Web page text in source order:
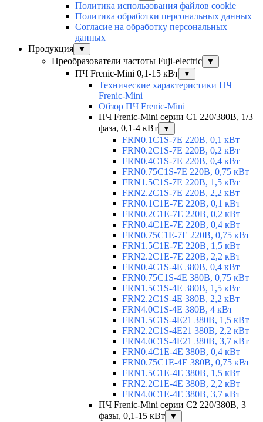
Политика использования файлов cookie
Политика обработки персональных данных
Согласие на обработку персональных
данных
Продукция
▼
Преобразователи частоты Fuji-electric ▼
ПЧ Frenic-Mini 0,1-15 кВт ▼
Технические характеристики ПЧ
Frenic-Mini
Обзор ПЧ Frenic-Mini
ПЧ Frenic-Mini серии C1 220/380В, 1/3
фаза, 0,1-4 кВт
▼
FRN0.1C1S-7E 220В, 0,1 кВт
FRN0.2C1S-7E 220В, 0,2 кВт
FRN0.4C1S-7E 220В, 0,4 кВт
FRN0.75C1S-7E 220В, 0,75 кВт
FRN1.5C1S-7E 220В, 1,5 кВт
FRN2.2C1S-7E 220В, 2,2 кВт
FRN0.1C1E-7E 220В, 0,1 кВт
FRN0.2C1E-7E 220В, 0,2 кВт
FRN0.4C1E-7E 220В, 0,4 кВт
FRN0.75C1E-7E 220В, 0,75 кВт
FRN1.5C1E-7E 220В, 1,5 кВт
FRN2.2C1E-7E 220В, 2,2 кВт
FRN0.4C1S-4E 380В, 0,4 кВт
FRN0.75C1S-4E 380В, 0,75 кВт
FRN1.5C1S-4E 380В, 1,5 кВт
FRN2.2C1S-4E 380В, 2,2 кВт
FRN4.0C1S-4E 380В, 4 кВт
FRN1.5C1S-4E21 380В, 1,5 кВт
FRN2.2C1S-4E21 380В, 2,2 кВт
FRN4.0C1S-4E21 380В, 3,7 кВт
FRN0.4C1E-4E 380В, 0,4 кВт
FRN0.75C1E-4E 380В, 0,75 кВт
FRN1.5C1E-4E 380В, 1,5 кВт
FRN2.2C1E-4E 380В, 2,2 кВт
FRN4.0C1E-4E 380В, 3,7 кВт
ПЧ Frenic-Mini серии С2 220/380В, 3
фазы, 0,1-15 кВт
▼